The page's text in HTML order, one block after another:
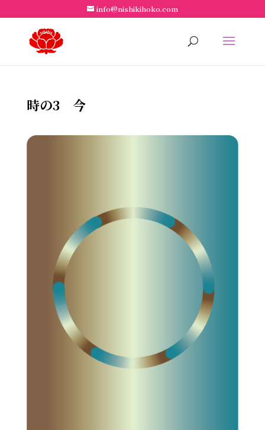
info@nishikihoko.com
時の3 今